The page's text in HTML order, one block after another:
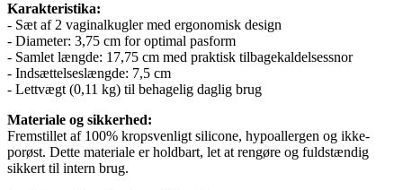
Karakteristika:
- Sæt af 2 vaginalkugler med ergonomisk design
- Diameter: 3,75 cm for optimal pasform
- Samlet længde: 17,75 cm med praktisk tilbagekaldelsessnor
- Indsættelseslængde: 7,5 cm
- Lettvægt (0,11 kg) til behagelig daglig brug
Materiale og sikkerhed:
Fremstillet af 100% kropsvenligt silicone, hypoallergen og ikke-
porøst. Dette materiale er holdbart, let at rengøre og fuldstændig
sikkert til intern brug.